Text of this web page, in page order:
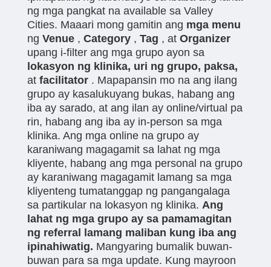
ng mga pangkat na available sa Valley
Cities. Maaari mong gamitin ang mga menu
ng Venue, Category, Tag , at Organizer
upang i-filter ang mga grupo ayon sa
lokasyon ng klinika, uri ng grupo, paksa,
at facilitator. Mapapansin mo na ang ilang
grupo ay kasalukuyang bukas, habang ang
iba ay sarado, at ang ilan ay online/virtual pa
rin, habang ang iba ay in-person sa mga
klinika. Ang mga online na grupo ay
karaniwang magagamit sa lahat ng mga
kliyente, habang ang mga personal na grupo
ay karaniwang magagamit lamang sa mga
kliyenteng tumatanggap ng pangangalaga
sa partikular na lokasyon ng klinika. Ang
lahat ng mga grupo ay sa pamamagitan
ng referral lamang maliban kung iba ang
ipinahiwatig. Mangyaring bumalik buwan-
buwan para sa mga update. Kung mayroon